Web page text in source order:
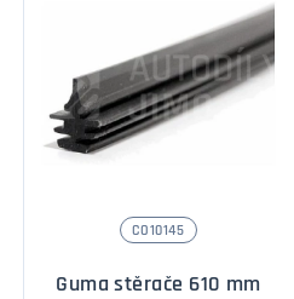
CO10145
Guma stěrače 610 mm